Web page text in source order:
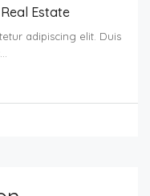
Estate
adipiscing elit. Duis